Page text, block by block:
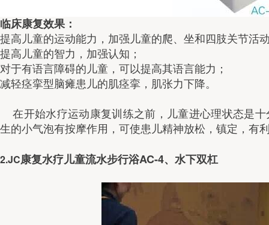
临床康复效果：
提高儿童的运动能力，加强儿童的爬、坐和四肢关节活
提高儿童的智力，加强认知；
对于有语言障碍的儿童，可以提高其语言能力；
减轻痉挛型脑瘫患儿的肌痉挛，肌张力下降。
    在开始水疗运动康复训练之前，儿童进心理状态是十分重要的，选用儿童泡泡浴，给患儿一个舒适的环境，产
生的小气泡有按摩作用，可使患儿精神放松，镇定，有
2.JC康复水疗儿童流水步行浴AC-4、水下双杠